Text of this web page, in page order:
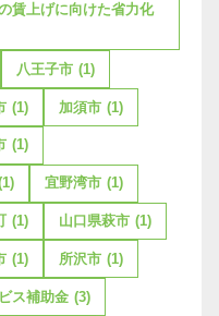
賃上げに向けた省力化
八王子市 (1)
(1) 加須市 (1)
(1)
宜野湾市 (1)
(1) 山口県萩市 (1)
(1) 所沢市 (1)
ス補助金 (3)